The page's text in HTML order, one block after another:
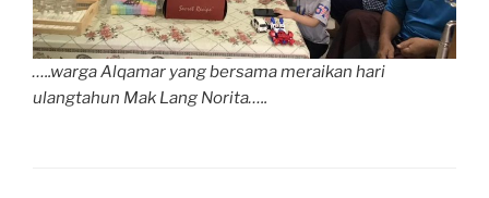
…..warga Alqamar yang bersama meraikan hari
ulangtahun Mak Lang Norita…..